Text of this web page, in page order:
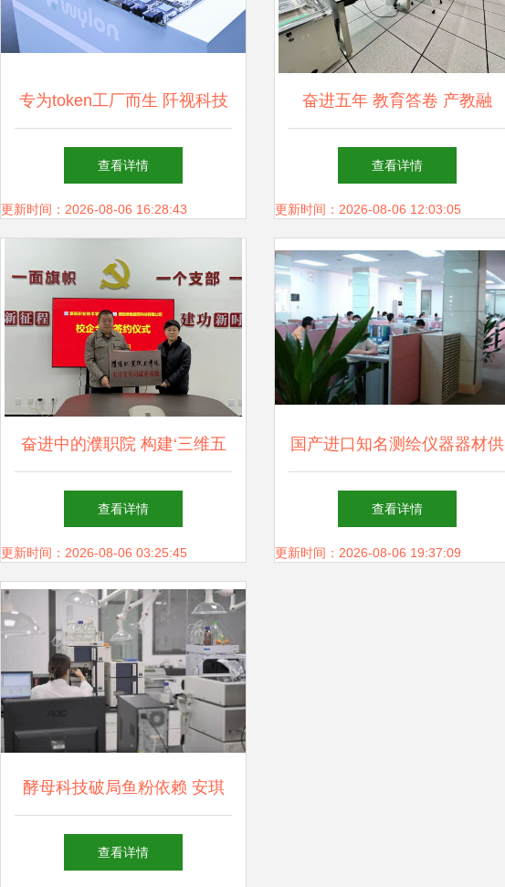
专为token工厂而生 阡视科技
超节点系统引领智算新纪元
查看详情
更新时间：2026-08-06 16:28:43
奋进五年 教育答卷 产教融
合，锻造支撑产业升级的上海
职业教育技术咨询及技术服务
查看详情
更新时间：2026-08-06 12:03:05
奋进中的濮职院 构建‘三维五
金’育人体系，打造建筑职教发
展品牌技术咨询及技术服务
查看详情
更新时间：2026-08-06 03:25:45
国产进口知名测绘仪器器材供
应与技术咨询服务
查看详情
更新时间：2026-08-06 19:37:09
酵母科技破局鱼粉依赖 安琪
酵母三维度鱼粉替代方案引领
查看详情